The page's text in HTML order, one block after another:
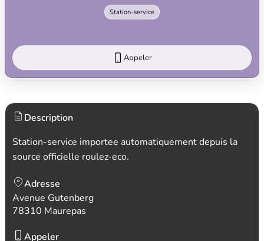
Station-service
Appeler
Description
Station-service importee automatiquement depuis la
source officielle roulez-eco.
Adresse
Avenue Gutenberg
78310 Maurepas
Appeler